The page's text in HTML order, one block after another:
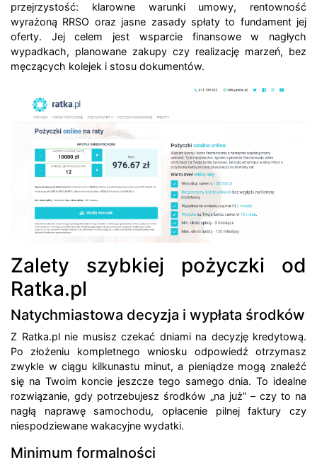
przejrzystość: klarowne warunki umowy, rentowność
wyrażoną RRSO oraz jasne zasady spłaty to fundament jej
oferty. Jej celem jest wsparcie finansowe w nagłych
wypadkach, planowane zakupy czy realizację marzeń, bez
męczących kolejek i stosu dokumentów.
Zalety szybkiej pożyczki od
Ratka.pl
Natychmiastowa decyzja i wypłata środków
Z Ratka.pl nie musisz czekać dniami na decyzję kredytową.
Po złożeniu kompletnego wniosku odpowiedź otrzymasz
zwykle w ciągu kilkunastu minut, a pieniądze mogą znaleźć
się na Twoim koncie jeszcze tego samego dnia. To idealne
rozwiązanie, gdy potrzebujesz środków „na już” – czy to na
nagłą naprawę samochodu, opłacenie pilnej faktury czy
niespodziewane wakacyjne wydatki.
Minimum formalności